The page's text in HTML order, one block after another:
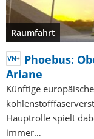
Raumfahrt
Phoebus:
Ariane
Künftige
Hauptrolle spielt
immer…